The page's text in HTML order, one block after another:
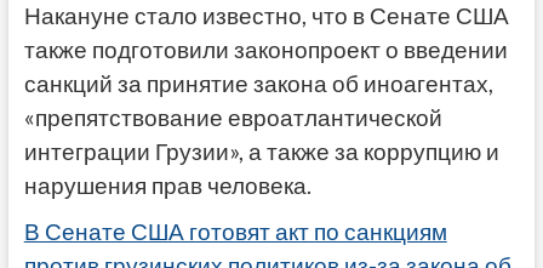
Накануне стало известно, что в Сенате США
также подготовили законопроект о введении
санкций за принятие закона об иноагентах,
«препятствование евроатлантической
интеграции Грузии», а также за коррупцию и
нарушения прав человека.
В Сенате США готовят акт по санкциям